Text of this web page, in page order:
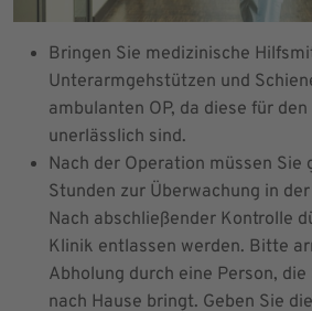
Bringen Sie medizinische
Unterarmgehstützen und
ambulanten OP, da diese für
unerlässlich sind.
Nach der Operation müssen Sie
Stunden zur Überwachung in
Nach abschließender Kontrolle
Klinik entlassen werden. Bitte
Abholung durch eine Person,
nach Hause bringt. Geben Sie